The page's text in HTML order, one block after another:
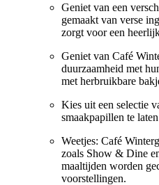
Geniet van een
gemaakt van verse
zorgt voor een
Geniet van Café
duurzaamheid met
met herbruikbare
Kies uit een selectie
smaakpapillen te
Weetjes: Café
zoals Show & Dine
maaltijden worden
voorstellingen.